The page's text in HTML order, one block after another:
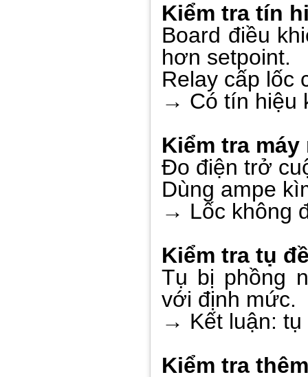
Kiểm tra tín
Board điều
hơn setpoint.
Relay cấp lốc
→ Có tín hiệu
Kiểm tra
Đo điện trở
Dùng ampe
→ Lốc không
Kiểm tra tụ
Tụ bị phồng
với định mức.
→ Kết luận:
Kiểm tra